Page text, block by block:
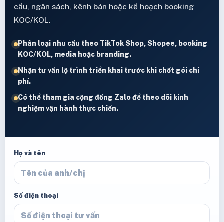
cầu, ngân sách, kênh bán hoặc kế hoạch booking
KOC/KOL.
Phân loại nhu cầu theo TikTok Shop, Shopee, booking
KOC/KOL, media hoặc branding.
Nhận tư vấn lộ trình triển khai trước khi chốt gói chi
phí.
Có thể tham gia cộng đồng Zalo để theo dõi kinh
nghiệm vận hành thực chiến.
Họ và tên
Số điện thoại